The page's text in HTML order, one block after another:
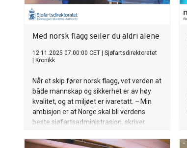
Med norsk flagg seiler du aldri alene
12.11.2025 07:00:00 CET
Sjøfartsdirektoratet
Kronikk
Når et skip fører norsk flagg, vet verden at
både mannskap og sikkerhet er av høy
kvalitet, og at miljøet er ivaretatt. – Min
ambisjon er at Norge skal bli verdens
beste sjøfartsadministrasjon, skriver
kronikken.